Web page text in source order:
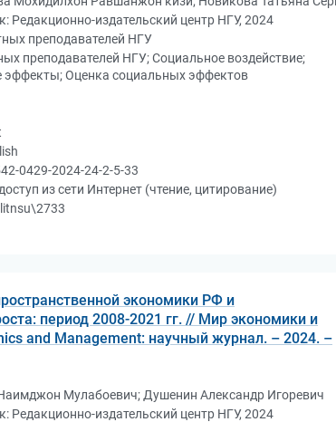
Редакционно-издательский центр НГУ, 2024
преподавателей НГУ
преподавателей НГУ; Социальное воздействие;
эффекты; Оценка социальных эффектов
0429-2024-24-2-5-33
из сети Интернет (чтение, цитирование)
экономики РФ и
период 2008-2021 гг. // Мир экономики и
and Management: научный журнал. – 2024. –
Мулабоевич; Душенин Александр Игоревич
Редакционно-издательский центр НГУ, 2024